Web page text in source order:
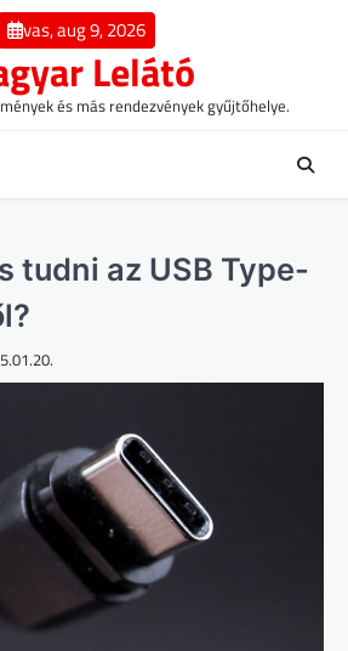
vas, aug 9, 2026
Lelátó
és más rendezvények gyűjtőhelye.
tudni az USB Type-